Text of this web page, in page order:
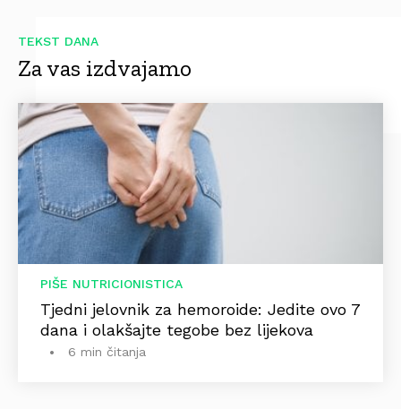
TEKST DANA
Za vas izdvajamo
PIŠE NUTRICIONISTICA
Tjedni jelovnik za hemoroide: Jedite ovo 7
dana i olakšajte tegobe bez lijekova
6 min čitanja